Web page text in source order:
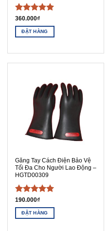
Được xếp
hạng55
sao
360.000₫
ĐẶT HÀNG
Găng Tay Cách Điện Bảo Vệ
Tối Đa Cho Người Lao Động –
HGTD00309
Được xếp
hạng55
sao
190.000₫
ĐẶT HÀNG